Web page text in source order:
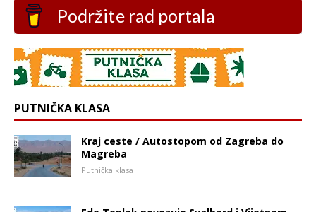
Podržite rad portala
PUTNIČKA KLASA
Kraj ceste / Autostopom od Zagreba do
Magreba
Putnička klasa